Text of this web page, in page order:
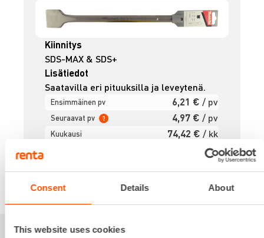
Consent Details About
This website uses cookies
Kiinnitys
SDS-MAX & SDS+
Lisätiedot
Saatavilla eri pituuksilla ja leveytenä.
Ensimmäinen pv 6,21 € / pv
Seuraavat pv ? 4,97 € / pv
Kuukausi 74,42 € / kk